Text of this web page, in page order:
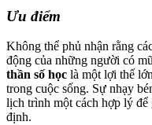
Ưu điểm
Không thể phủ nhận rằng
động của những người có
thần số học là một lợi thế
trong cuộc sống. Sự nhạy
lịch trình một cách hợp lý để
định.